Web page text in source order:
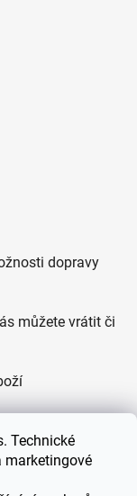
Technické
marketingové
dopravy
můžete vrátit či
9.00 do 18.00